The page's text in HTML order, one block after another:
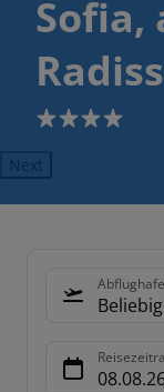
Sofia,
4
Next